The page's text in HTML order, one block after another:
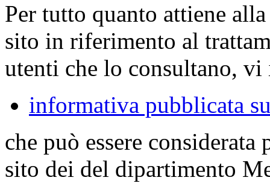
Per tutto quanto attiene
sito in riferimento al
utenti che lo consultano,
informativa pubblicata
che può essere
sito dei del dipartimento